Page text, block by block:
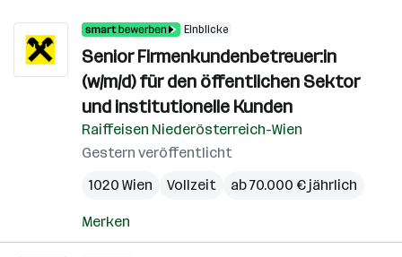
Einblicke
Senior Firmenkundenbetreuer:in
(w/m/d) für den öffentlichen Sektor
und institutionelle Kunden
Raiffeisen Niederösterreich-Wien
Gestern veröffentlicht
1020 Wien
Vollzeit ab 70.000 € jährlich
Merken